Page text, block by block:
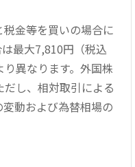
金等を買いの場合に
最大7,810円（税込
異なります。外国株
し、相対取引による
動および為替相場の